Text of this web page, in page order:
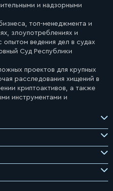
и надзорными
топ-менеджмента и
злоупотреблениях и
опытом ведения дел в судах
Суд Республики
проектов для крупных
расследования хищений в
криптоактивов, а также
инструментами и